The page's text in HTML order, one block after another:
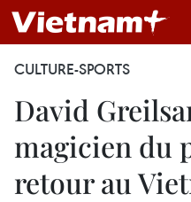
CULTURE-SPORTS
David
magicien du
retour au